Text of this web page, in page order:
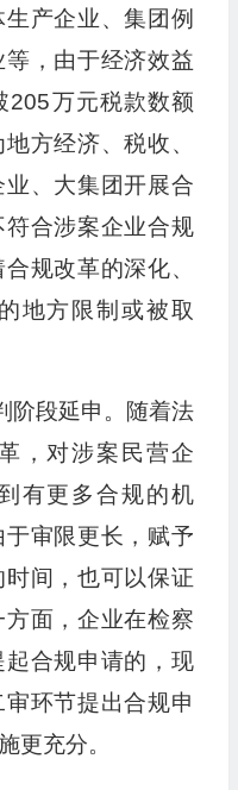
产企业、集团例
，由于经济效益
205万元税款数额
方经济、税收、
、大集团开展合
合涉案企业合规
规改革的深化、
地方限制或被取
阶段延申。随着法
，对涉案民营企
有更多合规的机
审限更长，赋予
间，也可以保证
面，企业在检察
合规申请的，现
环节提出合规申
更充分。